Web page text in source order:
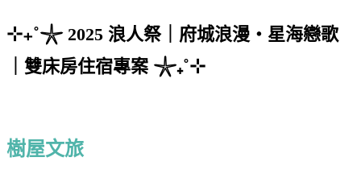
⊹₊˚𓇼 2025 浪人祭｜府城浪漫・星海戀歌
｜雙床房住宿專案 𓇼₊˚⊹
樹屋文旅